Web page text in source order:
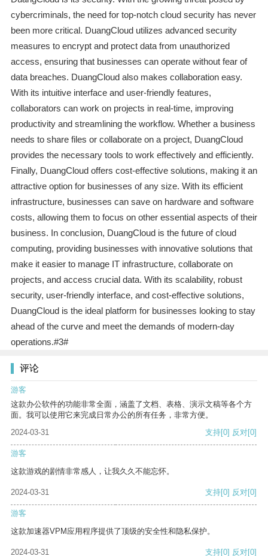
cybercriminals, the need for top-notch cloud security has never
been more critical. DuangCloud utilizes advanced security
measures to encrypt and protect data from unauthorized
access, ensuring that businesses can operate without fear of
data breaches. DuangCloud also makes collaboration easy.
With its intuitive interface and user-friendly features,
collaborators can work on projects in real-time, improving
productivity and streamlining the workflow. Whether a business
needs to share files or collaborate on a project, DuangCloud
provides the necessary tools to work effectively and efficiently.
Finally, DuangCloud offers cost-effective solutions, making it an
attractive option for businesses of any size. With its efficient
infrastructure, businesses can save on hardware and software
costs, allowing them to focus on other essential aspects of their
business. In conclusion, DuangCloud is the future of cloud
computing, providing businesses with innovative solutions that
make it easier to manage IT infrastructure, collaborate on
projects, and access crucial data. With its scalability, robust
security, user-friendly interface, and cost-effective solutions,
DuangCloud is the ideal platform for businesses looking to stay
ahead of the curve and meet the demands of modern-day
operations.#3#
评论
游客
这款办公软件的功能非常全面，涵盖了文档、表格、演示文稿等各个方
面。我可以使用它来完成日常办公的所有任务，非常方便。
2024-03-31
支持[0] 反对[0]
游客
这款游戏的剧情非常感人，让我久久不能忘怀。
2024-03-31 支持[0] 反对[0]
游客
这款加速器VPM应用程序提供了顶级的安全性和隐私保护。
2024-03-31 支持[0] 反对[0]